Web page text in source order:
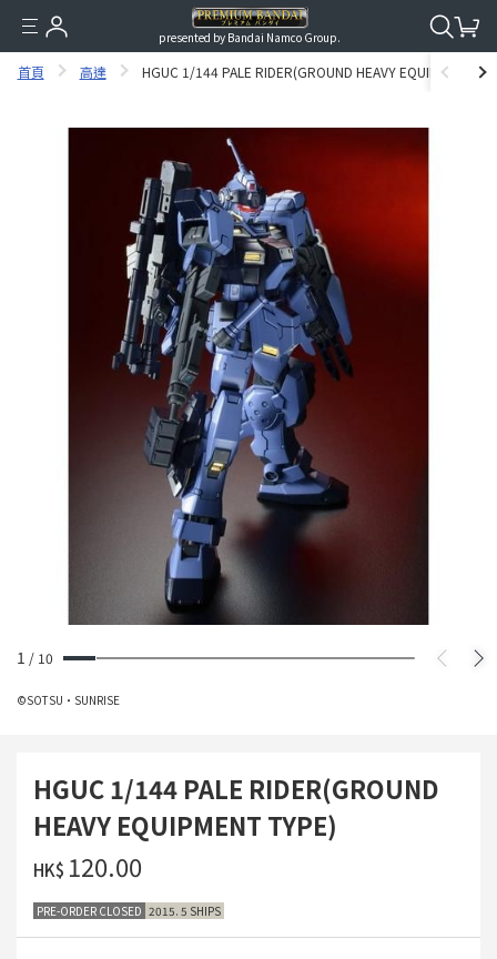
presented by Bandai Namco Group.
首頁 高達 HGUC 1/144 PALE RIDER(GROUND HEAVY EQUIPMENT
1 / 10
©SOTSU・SUNRISE
HGUC 1/144 PALE RIDER(GROUND
HEAVY EQUIPMENT TYPE)
HK$ ‌120.00
PRE-ORDER CLOSED 2015. 5 SHIPS